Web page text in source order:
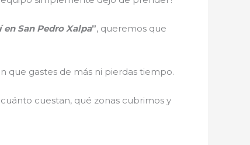
San Pedro Xalpa”, queremos que
que gastes de más ni pierdas tiempo.
cuestan, qué zonas cubrimos y